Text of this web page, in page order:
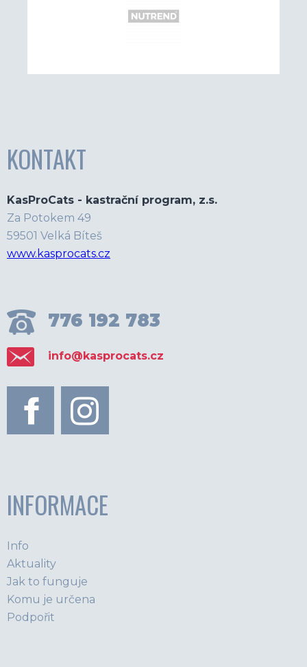
KONTAKT
KasProCats - kastrační program, z.s.
Za Potokem 49
59501 Velká Bíteš
www.kasprocats.cz
776 192 783
info@kasprocats.cz
INFORMACE
Info
Aktuality
Jak to funguje
Komu je určena
Podpořit